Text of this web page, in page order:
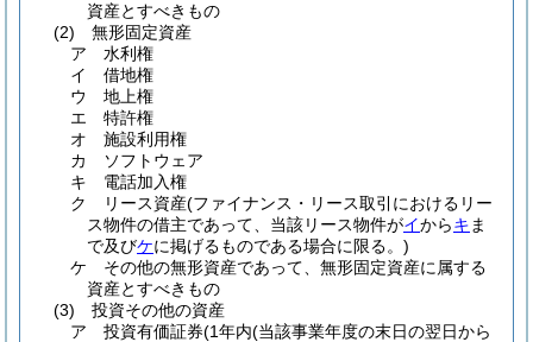
資産とすべきもの
(2)
無形固定資産
ア
水利権
イ
借地権
ウ
地上権
エ
特許権
オ
施設利用権
カ
ソフトウェア
キ
電話加入権
ク
リース資産(ファイナンス・リース取引におけるリー
ス物件の借主であって、当該リース物件がイからキ ま
で及びケに掲げるものである場合に限る。)
ケ
その他の無形資産であって、無形固定資産に属する
資産とすべきもの
(3)
投資その他の資産
ア
投資有価証券(1年内(当該事業年度の末日の翌日から